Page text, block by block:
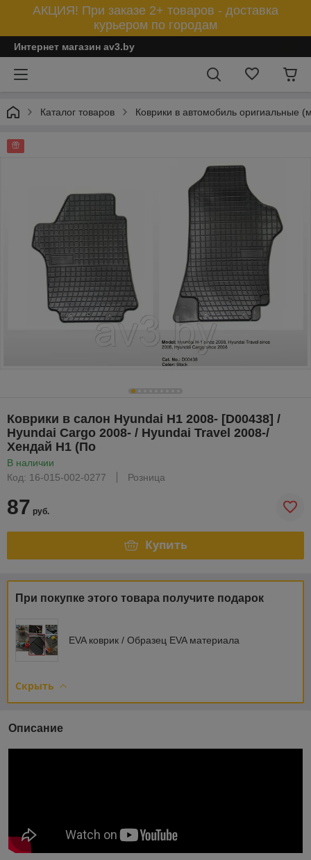
АКЦИЯ! При заказе 2+ товаров - доставка
курьером по городам
Интернет магазин av3.by
Каталог товаров Коврики в автомобиль оригиальные
Коврики в салон Hyundai H1 2008- [D00438] /
Hyundai Cargo 2008- / Hyundai Travel 2008-/
Хендай Н1 (По
В наличии
Код: 16-015-002-0277
Розница
87 руб.
Купить
При покупке этого товара получите подарок
EVA коврик / Образец EVA материала
Скрыть
Описание